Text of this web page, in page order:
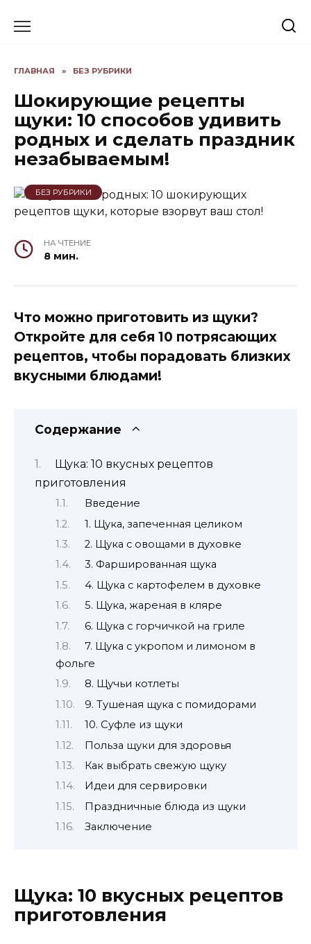
ГЛАВНАЯ » БЕЗ РУБРИКИ
Шокирующие рецепты
щуки: 10 способов удивить
родных и сделать праздник
незабываемым!
БЕЗ РУБРИКИ
НА ЧТЕНИЕ
8 мин.
Что можно приготовить из щуки?
Откройте для себя 10 потрясающих
рецептов, чтобы порадовать близких
вкусными блюдами!
Содержание
Щука: 10 вкусных рецептов
приготовления
Введение
1. Щука, запеченная целиком
2. Щука с овощами в духовке
3. Фаршированная щука
4. Щука с картофелем в духовке
5. Щука, жареная в кляре
6. Щука с горчичкой на гриле
7. Щука с укропом и лимоном в
фольге
8. Щучьи котлеты
9. Тушеная щука с помидорами
10. Суфле из щуки
Польза щуки для здоровья
Как выбрать свежую щуку
Идеи для сервировки
Праздничные блюда из щуки
Заключение
Щука: 10 вкусных рецептов
приготовления